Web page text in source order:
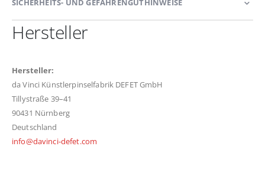
SICHERHEITS- UND GEFAHRENGUTHINWEISE
Hersteller
Hersteller:
da Vinci Künstlerpinselfabrik DEFET GmbH
Tillystraße 39–41
90431 Nürnberg
Deutschland
info@davinci-defet.com